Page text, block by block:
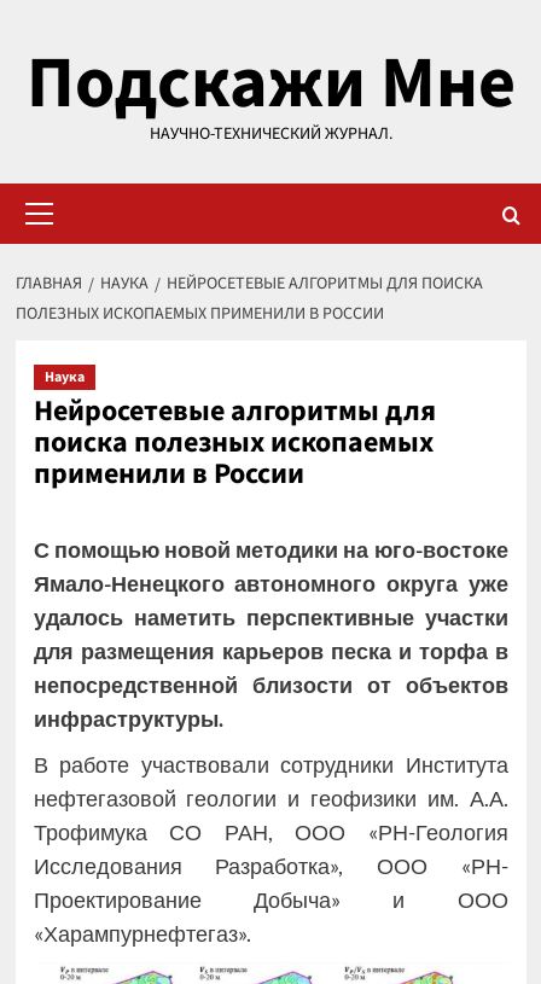
содержимому
Подскажи Мне
НАУЧНО-ТЕХНИЧЕСКИЙ ЖУРНАЛ.
меню
ГЛАВНАЯ НАУКА
НЕЙРОСЕТЕВЫЕ АЛГОРИТМЫ ДЛЯ ПОИСКА
ПОЛЕЗНЫХ ИСКОПАЕМЫХ ПРИМЕНИЛИ В РОССИИ
Наука
Нейросетевые алгоритмы для
поиска полезных ископаемых
применили в России
С помощью новой методики на юго-востоке
Ямало-Ненецкого автономного округа уже
удалось наметить перспективные участки
для размещения карьеров песка и торфа в
непосредственной близости от объектов
инфраструктуры.
В работе участвовали сотрудники Института
нефтегазовой геологии и геофизики им. А.А.
Трофимука СО РАН, ООО «РН-Геология
Исследования Разработка», ООО «РН-
Проектирование Добыча» и ООО
«Харампурнефтегаз».